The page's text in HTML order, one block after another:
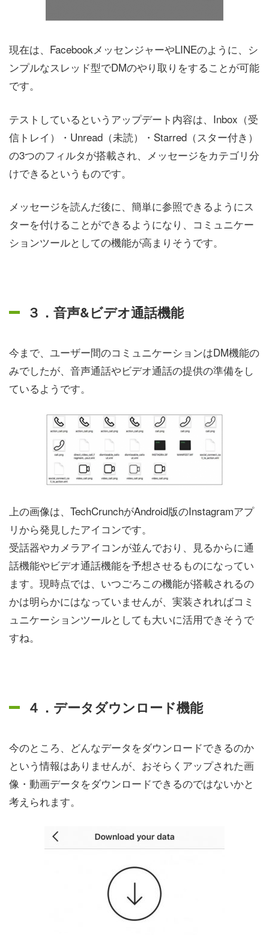
現在は、FacebookメッセンジャーやLINEのように、シ
ンプルなスレッド型でDMのやり取りをすることが可能
です。
テストしているというアップデート内容は、Inbox（受
信トレイ）・Unread（未読）・Starred（スター付き）
の3つのフィルタが搭載され、メッセージをカテゴリ分
けできるというものです。
メッセージを読んだ後に、簡単に参照できるようにス
ターを付けることができるようになり、コミュニケー
ションツールとしての機能が高まりそうです。
３．音声&ビデオ通話機能
今まで、ユーザー間のコミュニケーションはDM機能の
みでしたが、音声通話やビデオ通話の提供の準備をし
ているようです。
上の画像は、TechCrunchがAndroid版のInstagramアプ
リから発見したアイコンです。
受話器やカメラアイコンが並んでおり、見るからに通
話機能やビデオ通話機能を予想させるものになってい
ます。現時点では、いつごろこの機能が搭載されるの
かは明らかにはなっていませんが、実装されればコミ
ュニケーションツールとしても大いに活用できそうで
すね。
４．データダウンロード機能
今のところ、どんなデータをダウンロードできるのか
という情報はありませんが、おそらくアップされた画
像・動画データをダウンロードできるのではないかと
考えられます。